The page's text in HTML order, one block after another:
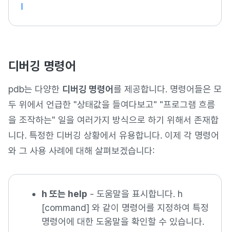
l
디버깅 명령어
pdb는 다양한 디버깅 명령어를 제공합니다. 명령어들은 모
두 위에서 언급한 "상태값을 들여다보고" "프로그램 흐름
을 조작하는" 일을 여러가지 방식으로 하기 위해서 존재합
니다. 특정한 디버깅 상황에서 유용합니다. 이제 각 명령어
와 그 사용 사례에 대해 살펴보겠습니다:
h 또는 help - 도움말을 표시합니다. h
[command] 와 같이 명령어를 지정하여 특정
명령어에 대한 도움말을 확인할 수 있습니다.